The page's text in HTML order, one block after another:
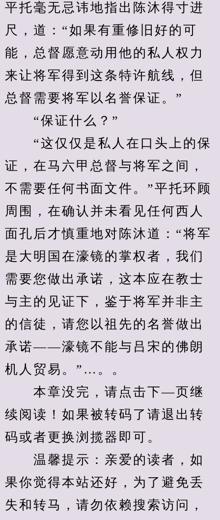
平托毫无忌讳地指出陈沐得寸进
尺，道：“如果有重修旧好的可
能，总督愿意动用他的私人权力
来让将军得到这条特许航线，但
总督需要将军以名誉保证。”
“保证什么？”
“这仅仅是私人在口头上的保
证，在马六甲总督与将军之间，
不需要任何书面文件。”平托环顾
周围，在确认并未看见任何西人
面孔后才慎重地对陈沐道：“将军
是大明国在濠镜的掌权者，我们
需要您做出承诺，这本应在教士
与主的见证下，鉴于将军并非主
的信徒，请您以祖先的名誉做出
承诺——濠镜不能与吕宋的佛朗
机人贸易。”…。。
本章没完，请点击下—页继
续阅读！如果被转码了请退出转
码或者更换浏揽器即可。
温馨提示：亲爱的读者，如
果你觉得本站还好，为了避免丢
失和转马，请勿依赖搜索访问，